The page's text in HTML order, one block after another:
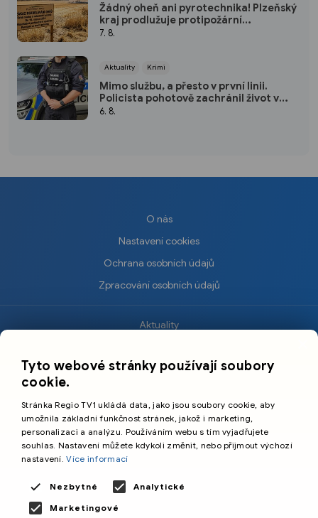
Žádný oheň ani pyrotechnika! Plzeňský
kraj prodlužuje protipožární
pohotovost
7. 8.
Aktuality Krimi
Mimo službu, a přesto v první linii.
Policista pohotově zachránil život v
plzeňském fitku
6. 8.
O nás
Nastavení cookies
Ochrana osobních údajů
Zpracování osobních údajů
Aktuality
Sport
Cestování
©️
Primetime Media s.r.o.
Tyto webové stránky používají soubory
cookie.
Stránka Regio TV1 ukládá data, jako jsou soubory cookie, aby
umožnila základní funkčnost stránek, jakož i marketing,
personalizaci a analýzu. Používáním webu s tím vyjadřujete
souhlas. Nastavení můžete kdykoli změnit, nebo přijmout výchozí
nastavení.Více informací
Nezbytné
Analytické
Marketingové